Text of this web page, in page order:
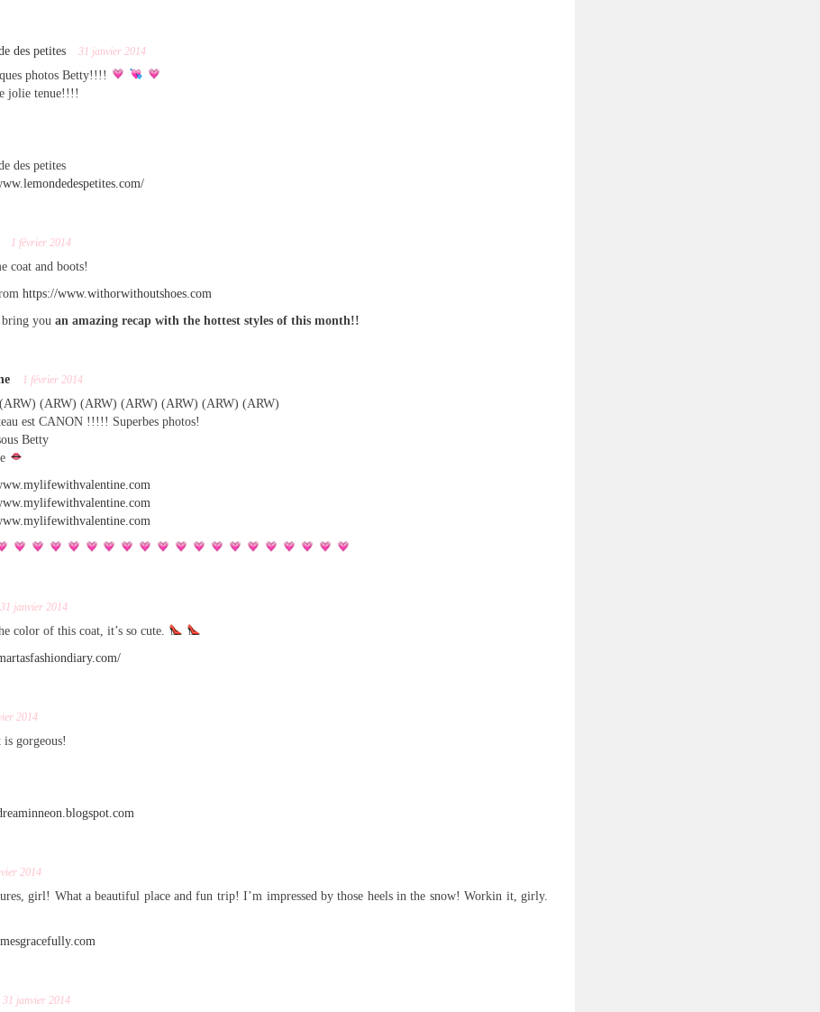
des petites 31 janvier 2014
photos Betty!!!!
jolie tenue!!!!
des petites
1 février 2014
coat and boots!
https://www.withorwithoutshoes.com
you an amazing recap with the hottest styles of this month!!
1 février 2014
(ARW) (ARW) (ARW) (ARW) (ARW) (ARW)
est CANON !!!!! Superbes photos!
Betty
31 janvier 2014
color of this coat, it’s so cute.
2014
gorgeous!
2014
girl! What a beautiful place and fun trip! I’m impressed by those heels in the snow! Workin it, girly.
31 janvier 2014